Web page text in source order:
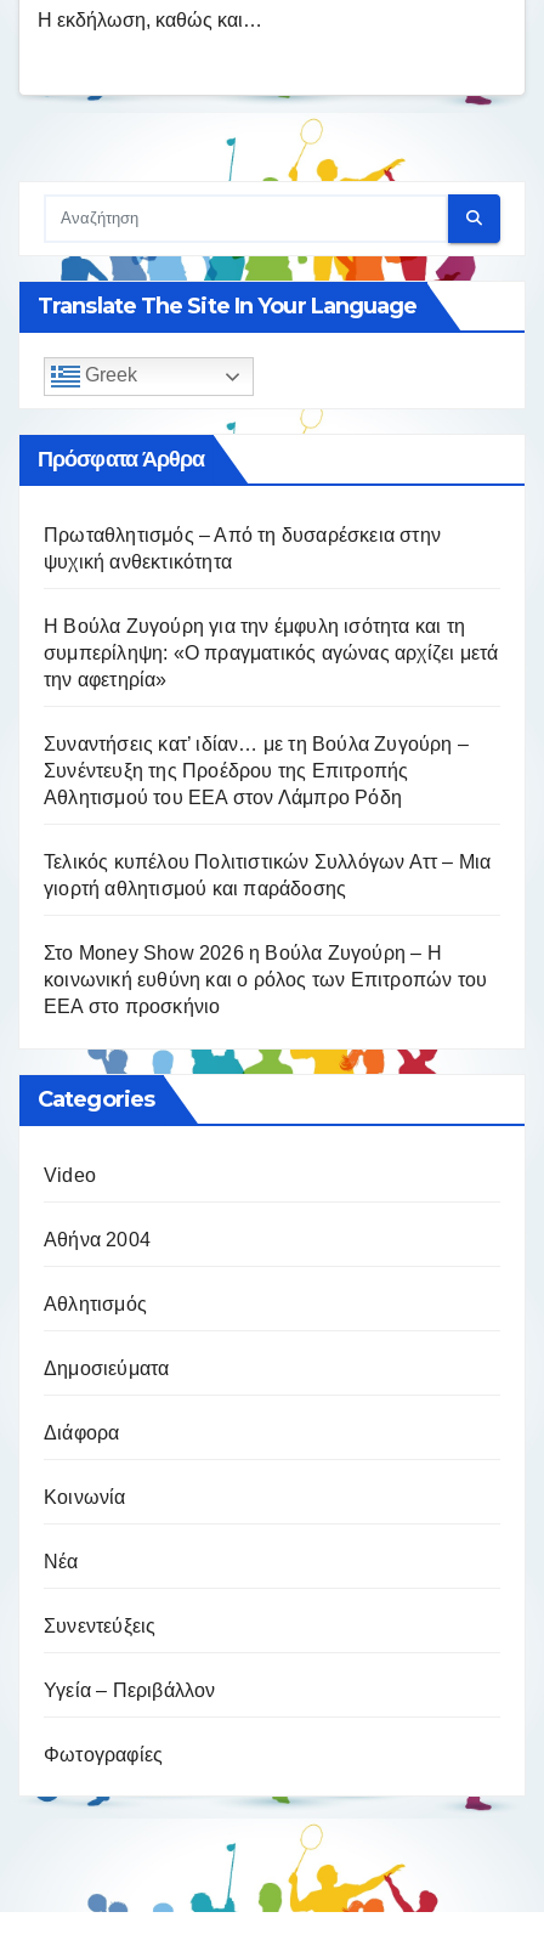
Η εκδήλωση, καθώς και…
Translate The Site In Your Language
Greek
Πρόσφατα Άρθρα
Πρωταθλητισμός – Από τη δυσαρέσκεια στην
ψυχική ανθεκτικότητα
Η Βούλα Ζυγούρη για την έμφυλη ισότητα και τη
συμπερίληψη: «Ο πραγματικός αγώνας αρχίζει μετά
την αφετηρία»
Συναντήσεις κατ’ ιδίαν… με τη Βούλα Ζυγούρη –
Συνέντευξη της Προέδρου της Επιτροπής
Αθλητισμού του ΕΕΑ στον Λάμπρο Ρόδη
Τελικός κυπέλου Πολιτιστικών Συλλόγων Αττ – Μια
γιορτή αθλητισμού και παράδοσης
Στο Money Show 2026 η Βούλα Ζυγούρη – Η
κοινωνική ευθύνη και ο ρόλος των Επιτροπών του
ΕΕΑ στο προσκήνιο
Categories
Video
Αθήνα 2004
Αθλητισμός
Δημοσιεύματα
Διάφορα
Κοινωνία
Νέα
Συνεντεύξεις
Υγεία – Περιβάλλον
Φωτογραφίες